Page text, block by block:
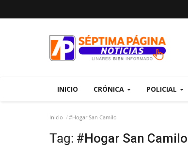
INICIO CRÓNICA POLICIAL
Inicio #Hogar San Camilo
Tag: #Hogar San Camilo